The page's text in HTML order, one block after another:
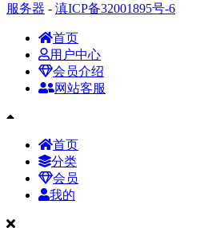
服务器 - 滇ICP备32001895号-6
首页
用户中心
会员介绍
网站客服
首页
分类
会员
我的